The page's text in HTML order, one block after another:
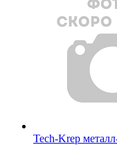
Tech-Krep